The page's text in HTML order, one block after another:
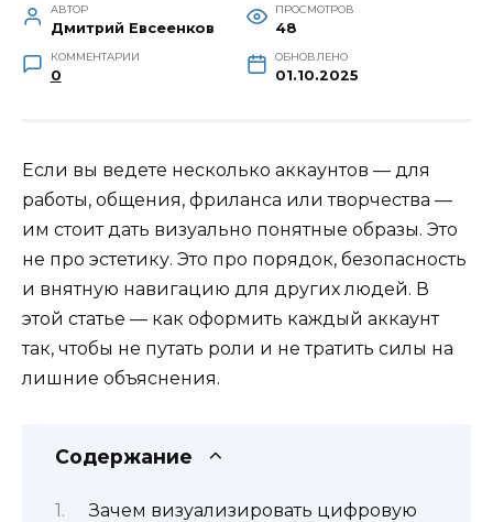
АВТОР
Дмитрий Евсеенков
ПРОСМОТРОВ
48
КОММЕНТАРИИ
0
ОБНОВЛЕНО
01.10.2025
Если вы ведете несколько аккаунтов — для
работы, общения, фриланса или творчества —
им стоит дать визуально понятные образы. Это
не про эстетику. Это про порядок, безопасность
и внятную навигацию для других людей. В
этой статье — как оформить каждый аккаунт
так, чтобы не путать роли и не тратить силы на
лишние объяснения.
Содержание
Зачем визуализировать цифровую